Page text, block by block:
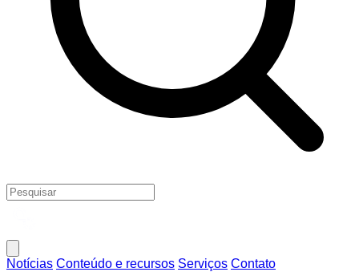
Notícias Conteúdo e recursos Serviços Contato